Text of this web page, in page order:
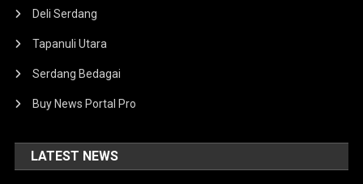
Deli Serdang
Tapanuli Utara
Serdang Bedagai
Buy News Portal Pro
LATEST NEWS